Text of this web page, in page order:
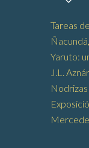
Tareas
Yaruto:
J.L.